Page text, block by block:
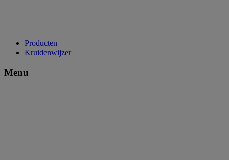
Producten
Kruidenwijzer
Menu